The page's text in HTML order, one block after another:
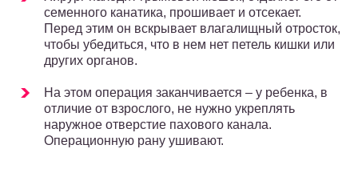
семенного канатика, прошивает и отсекает.
Перед этим он вскрывает влагалищный отросток,
чтобы убедиться, что в нем нет петель кишки или
других органов.
На этом операция заканчивается – у ребенка, в
отличие от взрослого, не нужно укреплять
наружное отверстие пахового канала.
Операционную рану ушивают.